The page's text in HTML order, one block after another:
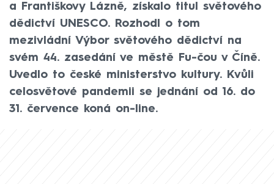
a Františkovy Lázně, získalo titul světového
dědictví UNESCO. Rozhodl o tom
mezivládní Výbor světového dědictví na
svém 44. zasedání ve městě Fu-čou v Číně.
Uvedlo to české ministerstvo kultury. Kvůli
celosvětové pandemii se jednání od 16. do
31. července koná on-line.